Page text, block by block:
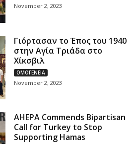
November 2, 2023
Γιόρτασαν το Έπος του 1940
στην Αγία Τριάδα στο
Χίκσβιλ
ΟΜΟΓΕΝΕΙΑ
November 2, 2023
AHEPA Commends Bipartisan
Call for Turkey to Stop
Supporting Hamas